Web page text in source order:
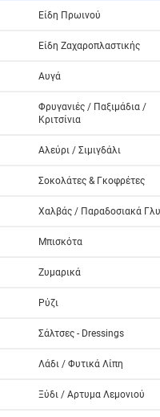
Είδη Πρωινού
Είδη Ζαχαροπλαστικής
Αυγά
Φρυγανιές / Παξιμάδια /
Κριτσίνια
Αλεύρι / Σιμιγδάλι
Σοκολάτες & Γκοφρέτες
Χαλβάς / Παραδοσιακά
Μπισκότα
Ζυμαρικά
Ρύζι
Σάλτσες - Dressings
Λάδι / Φυτικά Λίπη
Ξύδι / Αρτυμα Λεμονιού